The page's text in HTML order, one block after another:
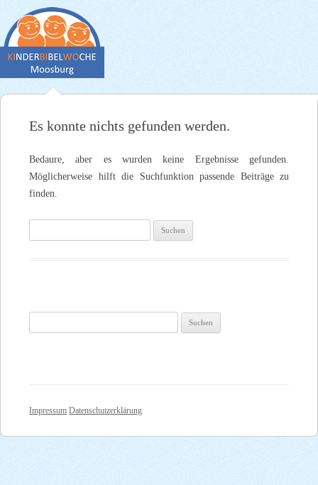
Es konnte nichts gefunden werden.
Bedaure, aber es wurden keine Ergebnisse gefunden.
Möglicherweise hilft die Suchfunktion passende Beiträge zu
finden.
nach:
nach:
Impressum Datenschutzerklärung